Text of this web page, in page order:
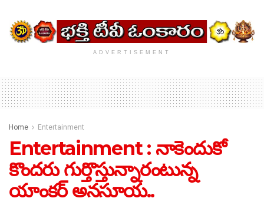
ADVERTISEMENT
Home Entertainment
Entertainment : నాకెందుకో
కొందరు గుర్తొస్తున్నారంటున్న
యాంకర్ అనసూయ..